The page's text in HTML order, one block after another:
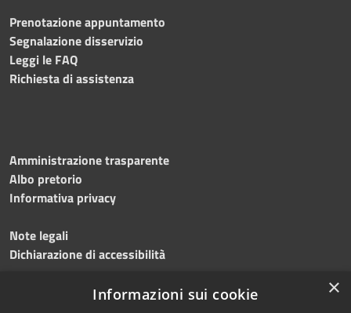
Prenotazione appuntamento
Segnalazione disservizio
Leggi le FAQ
Richiesta di assistenza
Amministrazione trasparente
Albo pretorio
Informativa privacy
Note legali
Dichiarazione di accessibilità
Meccanismo di feedback
×
Informazioni sui cookie